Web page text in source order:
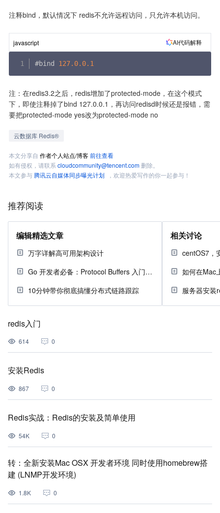
注释bind，默认情况下 redis不允许远程访问，只允许本机访问。
javascript AI代码解释
#bind 127.0.0.1
注：在redis3.2之后，redis增加了protected-mode，在这个模式
下，即使注释掉了bind 127.0.0.1，再访问redisd时候还是报错，需
要把protected-mode yes改为protected-mode no
云数据库 Redis®
本文分享自 作者个人站点/博客前往查看
如有侵权，请联系 cloudcommunity@tencent.com删除。
本文参与 腾讯云自媒体同步曝光计划 ，欢迎热爱写作的你一起参与！
推荐阅读
编辑精选文章
万字详解高可用架构设计
Go 开发者必备：Protocol Buffers 入门指南
10分钟带你彻底搞懂分布式链路跟踪
相关讨论
如何在Mac
服务器安装
redis入门
614 0
安装Redis
867 0
Redis实战：Redis的安装及简单使用
54K 0
转：全新安装Mac OSX 开发者环境 同时使用homebrew搭
建 (LNMP开发环境)
1.8K 0